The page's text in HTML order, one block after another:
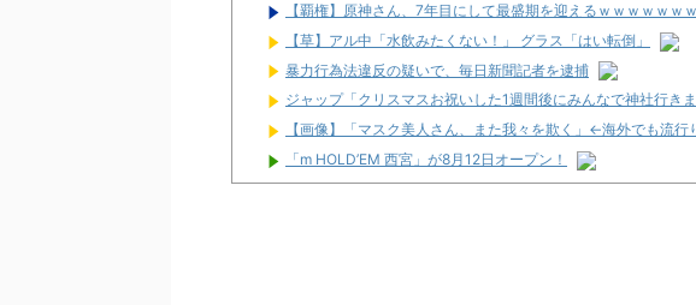
【覇権】原神さん、7年目にして最盛期を迎えるｗｗｗｗｗｗ
【草】アル中「水飲みたくない！」 グラス「はい転倒」
暴力行為法違反の疑いで、毎日新聞記者を逮捕
ジャップ「クリスマスお祝いした1週間後にみんなで神社行き
【画像】「マスク美人さん、また我々を欺く」←海外でも流
「m HOLD’EM 西宮」が8月12日オープン！
【噂】とある歌が多い作品の遊技機が従来とは別メーカーで開